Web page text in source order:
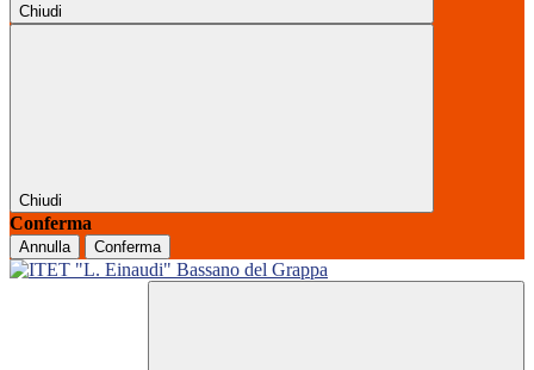
Chiudi
Chiudi
Conferma
Annulla Conferma